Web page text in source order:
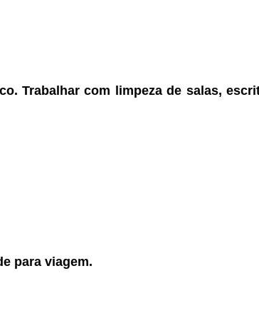
Trabalhar com limpeza de salas,
para viagem.